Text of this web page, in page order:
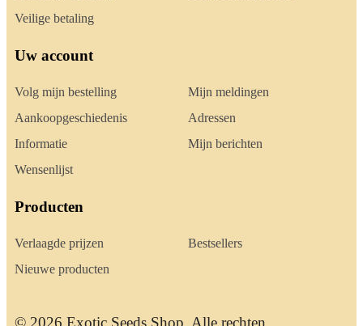
Veilige betaling
Uw account
Volg mijn bestelling
Aankoopgeschiedenis
Informatie
Wensenlijst
Mijn meldingen
Adressen
Mijn berichten
Producten
Verlaagde prijzen
Nieuwe producten
Bestsellers
© 2026 Exotic Seeds Shop. Alle rechten